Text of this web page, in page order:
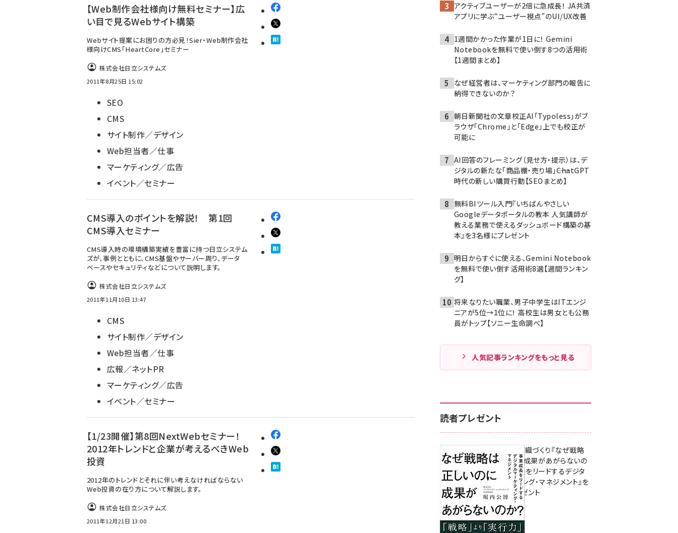
【Web制作会社様向け無料セミナー】広
い目で見るWebサイト構築
Webサイト提案にお困りの方必見！Sier・Web制作会社
様向けCMS「HeartCore」セミナー
株式会社日立システムズ
2011年8月25日 15:02
SEO
CMS
サイト制作／デザイン
Web担当者／仕事
マーケティング／広告
イベント／セミナー
CMS導入のポイントを解説！ 第1回
CMS導入セミナー
CMS導入時の環境構築実績を豊富に持つ日立システム
ズが、事例とともに、CMS基盤やサーバー周り、データ
ベースやセキュリティなどについて説明します。
株式会社日立システムズ
2011年11月10日 13:47
CMS
サイト制作／デザイン
Web担当者／仕事
広報／ネットPR
マーケティング／広告
イベント／セミナー
【1/23開催】第8回NextWebセミナー！
2012年トレンドと企業が考えるべきWeb
投資
2012年のトレンドとそれに伴い考えなければならない
Web投資の在り方について解説します。
株式会社日立システムズ
2011年12月21日 13:00
アクティブユーザーが2倍に急成長！ JA共済
アプリに学ぶ“ユーザー視点”のUI/UX改善
1週間かかった作業が1日に！ Gemini
Notebookを無料で使い倒す8つの活用術
【1週間まとめ】
なぜ経営者は、マーケティング部門の報告に
納得できないのか？
朝日新聞社の文章校正AI「Typoless」がブ
ラウザ「Chrome」と「Edge」上でも校正が
可能に
AI回答のフレーミング（見せ方・提示）は、デ
ジタルの新たな「商品棚・売り場」――ChatGPT
時代の新しい購買行動【SEOまとめ】
無料BIツール入門『いちばんやさしい
Googleデータポータルの教本 人気講師が
教える業務で使えるダッシュボード構築の基
本』を3名様にプレゼント
明日からすぐに使える、Gemini Notebook
を無料で使い倒す活用術8選【週間ランキン
グ】
将来なりたい職業、男子中学生はITエンジ
ニアが5位→1位に！ 高校生は男女とも公務
員がトップ【ソニー生命調べ】
人気記事ランキングをもっと見る
読者プレゼント
成果を生む組織づくり『なぜ戦略
は正しいのに成果があがらないの
か？ 事業成長をリードするデジタ
ルマーケティング・マネジメント』を
3名様にプレゼント
8月7日 10:00